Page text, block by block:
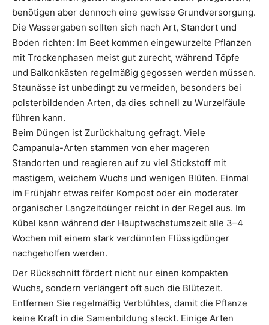
benötigen aber dennoch eine gewisse Grundversorgung.
Die Wassergaben sollten sich nach Art, Standort und
Boden richten: Im Beet kommen eingewurzelte Pflanzen
mit Trockenphasen meist gut zurecht, während Töpfe
und Balkonkästen regelmäßig gegossen werden müssen.
Staunässe ist unbedingt zu vermeiden, besonders bei
polsterbildenden Arten, da dies schnell zu Wurzelfäule
führen kann.
Beim Düngen ist Zurückhaltung gefragt. Viele
Campanula-Arten stammen von eher mageren
Standorten und reagieren auf zu viel Stickstoff mit
mastigem, weichem Wuchs und wenigen Blüten. Einmal
im Frühjahr etwas reifer Kompost oder ein moderater
organischer Langzeitdünger reicht in der Regel aus. Im
Kübel kann während der Hauptwachstumszeit alle 3–4
Wochen mit einem stark verdünnten Flüssigdünger
nachgeholfen werden.
Der Rückschnitt fördert nicht nur einen kompakten
Wuchs, sondern verlängert oft auch die Blütezeit.
Entfernen Sie regelmäßig Verblühtes, damit die Pflanze
keine Kraft in die Samenbildung steckt. Einige Arten